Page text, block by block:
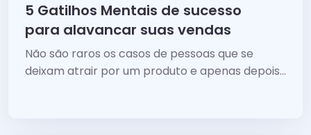
5 Gatilhos Mentais de sucesso
para alavancar suas vendas
Não são raros os casos de pessoas que se
deixam atrair por um produto e apenas depois...